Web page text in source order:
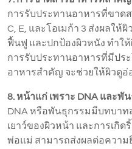
การรับประทานอาหารที่ขาด
C, E, และโอเมก้า 3 ส่งผลให้
ฟื้นฟู และปกป้องผิวหนัง ทำให้
การรับประทานอาหารที่มีปร
อาหารสำคัญ จะช่วยให้ผิวดูอ่
8. หน้าแก่ เพราะ DNA และพั
DNA หรือพันธุกรรมมีบทบา
เยาว์ของผิวหน้า และการเกิด
พ่อแม่ สามารถส่งผลต่อควา